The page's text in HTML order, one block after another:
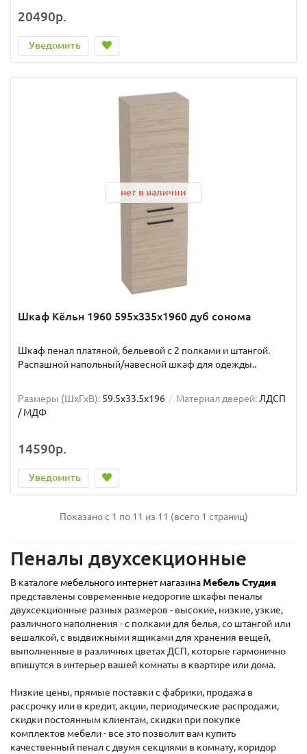
20490р.
Уведомить
нет в наличии
Шкаф Кёльн 1960 595х335х1960 дуб сонома
Шкаф пенал платяной, бельевой с 2 полками и штангой.
Распашной напольный/навесной шкаф для одежды..
Размеры (ШxГxВ): 59.5x33.5x196 Материал дверей: ЛДСП
/ МДФ
14590р.
Уведомить
Показано с 1 по 11 из 11 (всего 1 страниц)
Пеналы двухсекционные
В каталоге мебельного интернет магазина Мебель Студия
представлены современные недорогие шкафы пеналы
двухсекционные разных размеров - высокие, низкие, узкие,
различного наполнения - с полками для белья, со штангой или
вешалкой, с выдвижными ящиками для хранения вещей,
выполненные в различных цветах ДСП, которые гармонично
впишутся в интерьер вашей комнаты в квартире или дома.
Низкие цены, прямые поставки с фабрики, продажа в
рассрочку или в кредит, акции, периодические распродажи,
скидки постоянным клиентам, скидки при покупке
комплектов мебели - все это позволит вам купить
качественный пенал с двумя секциями в комнату, коридор